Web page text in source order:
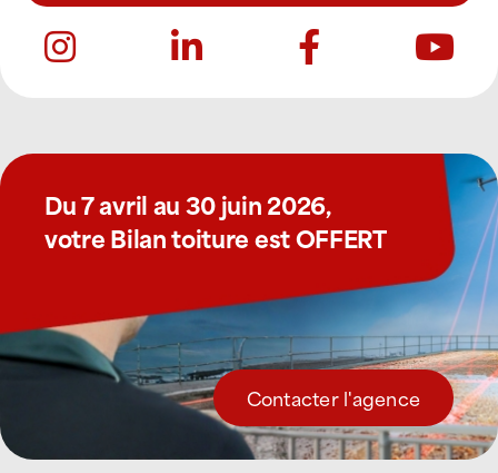
Du 7 avril au 30 juin 2026,
votre Bilan toiture est OFFERT
Contacter l'agence